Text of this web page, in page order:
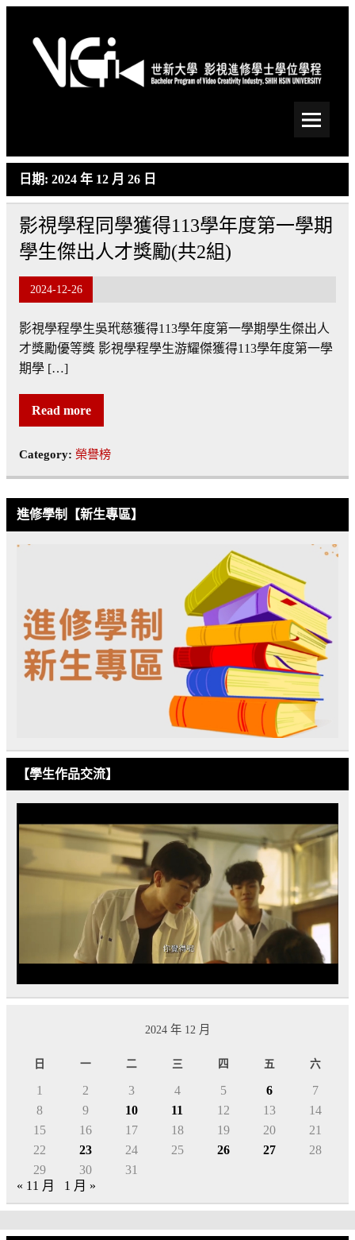
Skip
世新大學影視進修學士學
日期: 2024 年 12 月 26 日
影視學程同學獲得113學年度第一學期
學生傑出人才獎勵(共2組)
2024-12-26
影視學程學生吳玳慈獲得113學年度第一學期學生傑出人
才獎勵優等獎 影視學程學生游耀傑獲得113學年度第一學
期學 […]
Read more
Category: 榮譽榜
進修學制【新生專區】
【學生作品交流】
2024 年 12 月
日 一 二 三 四 五 六
1 2 3 4 5 6
7
8
9 10 11 12 13
14
15
16 17 18 19 20
21
22
23 24 25 26 27
28
29
30
31
« 11 月
1 月 »